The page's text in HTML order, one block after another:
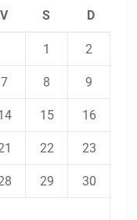
V S D
1 2
7 8 9
15 16
22 23
29 30